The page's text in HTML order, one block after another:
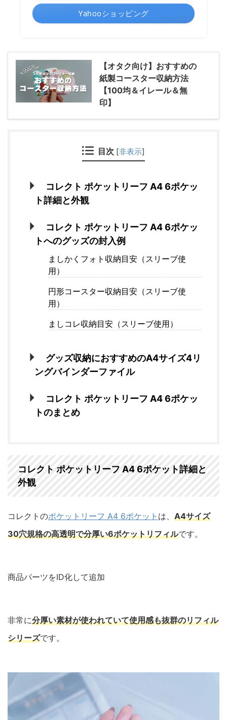
Yahooショッピング
【オタク向け】おすすめの
紙製コースター収納方法
【100均＆イレール＆無
印】
目次 [非表示]
コレクト ポケットリーフ A4 6ポケッ
ト詳細と外観
コレクト ポケットリーフ A4 6ポケッ
トへのグッズの封入例
ましかくフォト収納目安（スリーブ使
用）
円形コースター収納目安（スリーブ使
用）
ましコレ収納目安（スリーブ使用）
グッズ収納におすすめのA4サイズ4リ
ングバインダーファイル
コレクト ポケットリーフ A4 6ポケッ
トのまとめ
コレクト ポケットリーフ A4 6ポケット詳細と
外観
コレクトのポケットリーフ A4 6ポケット は、 A4サイズ
30穴規格の高透明で分厚い6ポケットリフィルです。
商品パーツをID化して追加
非常に分厚い素材が使われていて使用感も抜群のリフィル
シリーズです。